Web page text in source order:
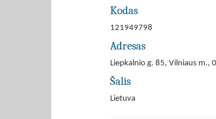
Kodas
121949798
Adresas
Liepkalnio g. 85, Vilniaus m.,
Šalis
Lietuva